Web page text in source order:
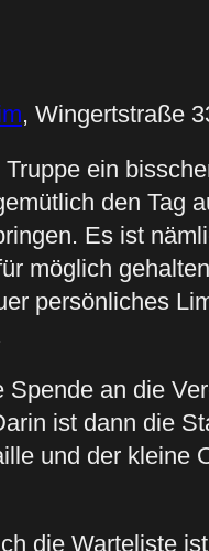
, Wingertstraße
ein
den Tag
Es ist
möglich
persönliches
an die
ist dann die
und der kleine
die Warteliste